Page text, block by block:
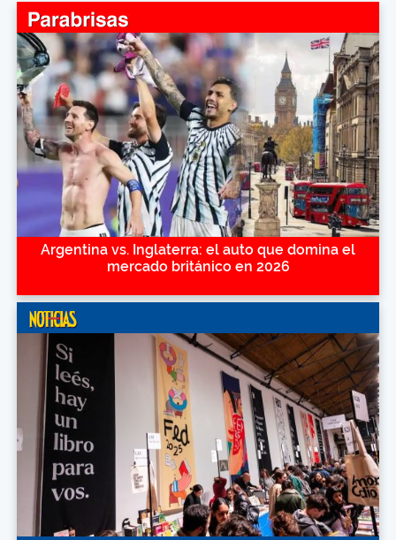
Argentina vs. Inglaterra: el auto que domina el
mercado británico en 2026